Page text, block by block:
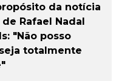
da notícia
Rafael Nadal
"Não posso
totalmente